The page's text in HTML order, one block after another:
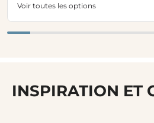
Voir toutes les options
INSPIRATION ET